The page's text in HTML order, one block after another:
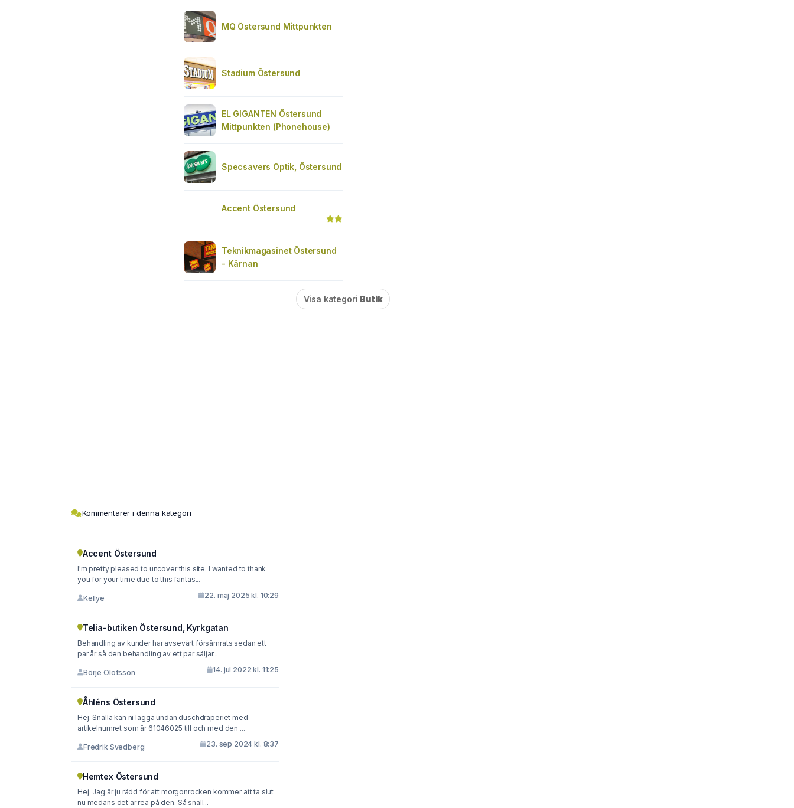
MQ Östersund Mittpunkten
Stadium Östersund
EL GIGANTEN Östersund
Mittpunkten (Phonehouse)
Specsavers Optik, Östersund
Accent Östersund
Teknikmagasinet Östersund
- Kärnan
Visa kategori Butik
Kommentarer i denna kategori
Accent Östersund
I'm pretty pleased to uncover this site. I wanted to thank
you for your time due to this fantas...
Kellye 22. maj 2025 kl. 10:29
Telia-butiken Östersund, Kyrkgatan
Behandling av kunder har avsevärt försämrats sedan ett
par år så den behandling av ett par säljar...
Börje Olofsson 14. jul 2022 kl. 11:25
Åhléns Östersund
Hej. Snälla kan ni lägga undan duschdraperiet med
artikelnumret som är 61046025 till och med den ...
Fredrik Svedberg 23. sep 2024 kl. 8:37
Hemtex Östersund
Hej. Jag är ju rädd för att morgonrocken kommer att ta slut
nu medans det är rea på den. Så snäll...